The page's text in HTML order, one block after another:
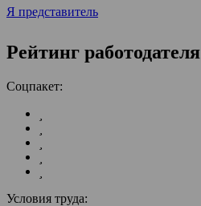
Я представитель
Рейтинг работодателя
Соцпакет:
Условия труда: